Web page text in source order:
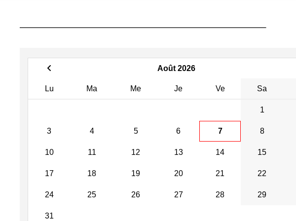
Août 2026
Lu Ma Me Je Ve Sa
1
3 4 5 6 7 8
10 11 12 13 14 15
17 18 19 20 21 22
24 25 26 27 28 29
31